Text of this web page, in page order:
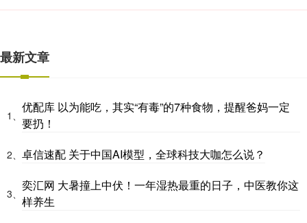
最新文章
1、
优配库 以为能吃，其实“有毒”的7种食物，提醒爸妈一定
要扔！
2、 卓信速配 关于中国AI模型，全球科技大咖怎么说？
3、
奕汇网 大暑撞上中伏！一年湿热最重的日子，中医教你这
样养生